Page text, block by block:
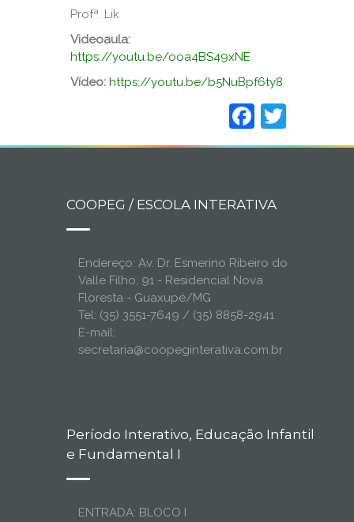
Profª. Lik
Videoaula:
https://youtu.be/ooa4BS49xNE
Vídeo: https://youtu.be/b5NuBpf6ty8
COOPEG / ESCOLA INTERATIVA
Endereço: Av. Dr. Esmerino Ribeiro do
Valle Filho, 91 - Residencial Nova
Floresta - Guaxupé/MG
Tel: (35) 3551-7649 / (35) 8858-2941
E-mail:
secretaria@coopeginterativa.com.br
Período Interativo, Educação Infantil
e Fundamental I
ENTRADA: BLOCO I